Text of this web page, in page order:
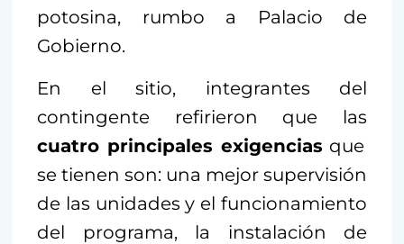
potosina, rumbo a Palacio de
Gobierno.
En el sitio, integrantes del
contingente refirieron que las
cuatro principales exigencias que
se tienen son: una mejor supervisión
de las unidades y el funcionamiento
del programa, la instalación de